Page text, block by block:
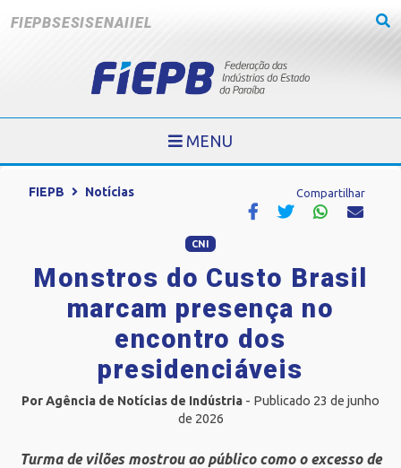
FIEPBSESISENAIIEL
MENU
FIEPB Notícias Compartilhar
CNI
Monstros do Custo Brasil
marcam presença no
encontro dos
presidenciáveis
Por Agência de Notícias de Indústria - Publicado 23 de junho
de 2026
Turma de vilões mostrou ao público como o excesso de